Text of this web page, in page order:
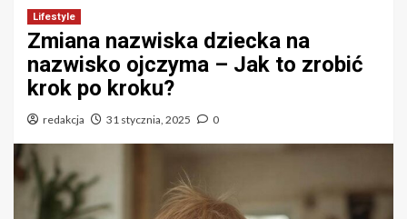
Lifestyle
Zmiana nazwiska dziecka na
nazwisko ojczyma – Jak to zrobić
krok po kroku?
redakcja 31 stycznia, 2025 0